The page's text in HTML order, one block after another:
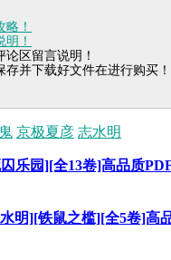
略！
明！
区留言说明！
并下载好文件在进行购买！
京极夏彦 志水明
乐园][全13卷]高品质
明][铁鼠之槛][全5卷]高